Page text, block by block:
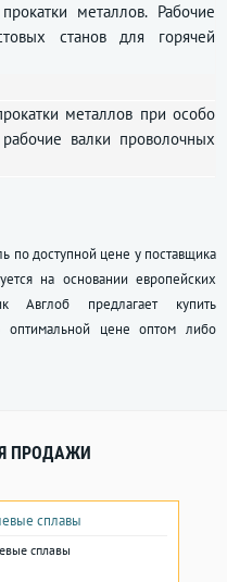
металлов. Рабочие
станов для горячей
металлов при особо
валки проволочных
по доступной цене у поставщика
на основании европейских
Авглоб предлагает купить
оптимальной цене оптом либо
ПРОДАЖИ
сплавы
сплавы